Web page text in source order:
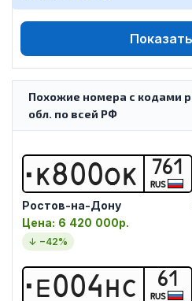
Похожие номера с кодами
обл. по всей РФ
К800ОК 761
RUS
Ростов-на-Дону
Цена: 6 420 000р.
↓ −42%
Е004НС 61
RUS